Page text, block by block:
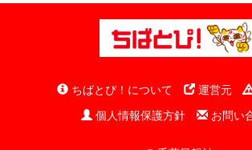
ちばとぴ！について 運営元
個人情報保護方針
お問い